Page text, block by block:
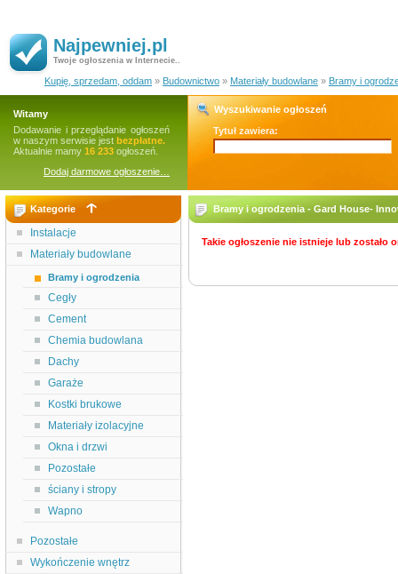
Najpewniej.pl
Twoje ogłoszenia w Internecie..
Kupię, sprzedam, oddam » Budownictwo » Materiały budowlane » Bramy i
Witamy
Dodawanie i przeglądanie ogłoszeń
w naszym serwisie jest bezpłatne.
Aktualnie mamy 16 233 ogłoszeń.
Dodaj darmowe ogłoszenie…
Wyszukiwanie ogłoszeń
Tytuł zawiera:
Kategorie
Instalacje
Materiały budowlane
Bramy i ogrodzenia
Cegły
Cement
Chemia budowlana
Dachy
Garaże
Kostki brukowe
Materiały izolacyjne
Okna i drzwi
Pozostałe
ściany i stropy
Wapno
Pozostałe
Wykończenie wnętrz
Bramy i ogrodzenia - Gard House-
Takie ogłoszenie nie istnieje lub zostało